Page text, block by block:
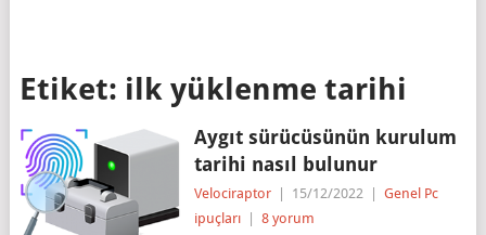
Etiket: ilk yüklenme tarihi
Aygıt sürücüsünün kurulum
tarihi nasıl bulunur
Velociraptor 15/12/2022
Genel Pc
ipuçları
8 yorum